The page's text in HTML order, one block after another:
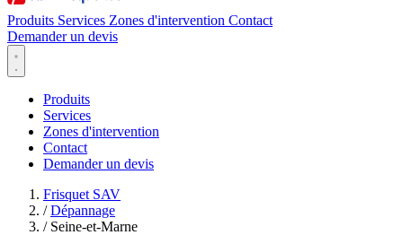
Produits Services Zones d'intervention Contact
Demander un devis
Produits
Services
Zones d'intervention
Contact
Demander un devis
Frisquet SAV
/ Dépannage
/ Seine-et-Marne